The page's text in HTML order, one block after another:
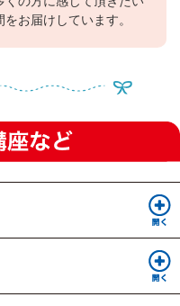
お届けしています。